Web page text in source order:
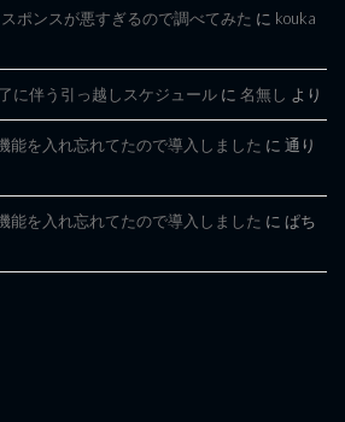
ポンスが悪すぎるので調べてみた に kouka
に伴う引っ越しスケジュール に 名無し より
能を入れ忘れてたので導入しました に 通り
能を入れ忘れてたので導入しました に ぱち